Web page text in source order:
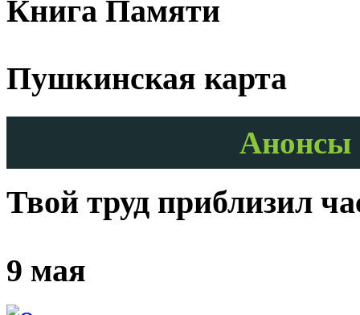
Книга Памяти
Пушкинская карта
Анонсы
Твой труд приблизил
9 мая